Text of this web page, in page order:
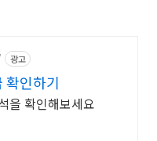
광고
확인하기
을 확인해보세요